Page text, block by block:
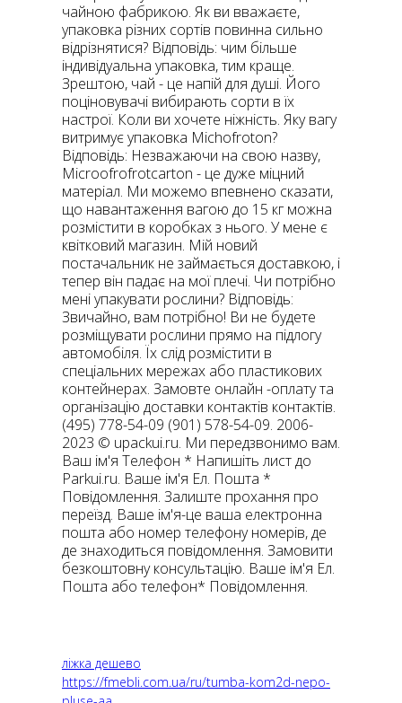
чайною фабрикою. Як ви вважаєте,
упаковка різних сортів повинна сильно
відрізнятися? Відповідь: чим більше
індивідуальна упаковка, тим краще.
Зрештою, чай - це напій для душі. Його
поціновувачі вибирають сорти в їх
настрої. Коли ви хочете ніжність. Яку вагу
витримує упаковка Michofroton?
Відповідь: Незважаючи на свою назву,
Microofrofrotcarton - це дуже міцний
матеріал. Ми можемо впевнено сказати,
що навантаження вагою до 15 кг можна
розмістити в коробках з нього. У мене є
квітковий магазин. Мій новий
постачальник не займається доставкою, і
тепер він падає на мої плечі. Чи потрібно
мені упакувати рослини? Відповідь:
Звичайно, вам потрібно! Ви не будете
розміщувати рослини прямо на підлогу
автомобіля. Їх слід розмістити в
спеціальних мережах або пластикових
контейнерах. Замовте онлайн -оплату та
організацію доставки контактів контактів.
(495) 778-54-09 (901) 578-54-09. 2006-
2023 © upackui.ru. Ми передзвонимо вам.
Ваш ім'я Телефон * Напишіть лист до
Parkui.ru. Ваше ім'я Ел. Пошта *
Повідомлення. Залиште прохання про
переїзд. Ваше ім'я-це ваша електронна
пошта або номер телефону номерів, де
де знаходиться повідомлення. Замовити
безкоштовну консультацію. Ваше ім'я Ел.
Пошта або телефон* Повідомлення.
ліжка дешево
https://fmebli.com.ua/ru/tumba-kom2d-nepo-